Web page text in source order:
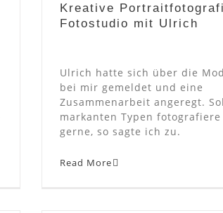
Kreative
Fotostudio mit Ulrich
Ulrich hatte sich über die
bei mir gemeldet und eine
Zusammenarbeit angeregt.
markanten Typen
gerne, so sagte ich zu.
Read More